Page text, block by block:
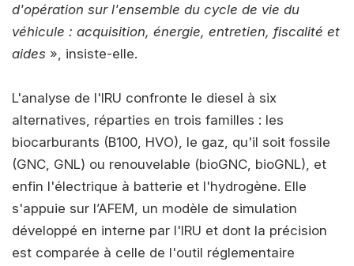
d'opération sur l'ensemble du cycle de vie du
véhicule : acquisition, énergie, entretien, fiscalité et
aides », insiste-elle.
L'analyse de l'IRU confronte le diesel à six
alternatives, réparties en trois familles : les
biocarburants (B100, HVO), le gaz, qu'il soit fossile
(GNC, GNL) ou renouvelable (bioGNC, bioGNL), et
enfin l'électrique à batterie et l'hydrogène. Elle
s'appuie sur l’AFEM, un modèle de simulation
développé en interne par l'IRU et dont la précision
est comparée à celle de l'outil réglementaire